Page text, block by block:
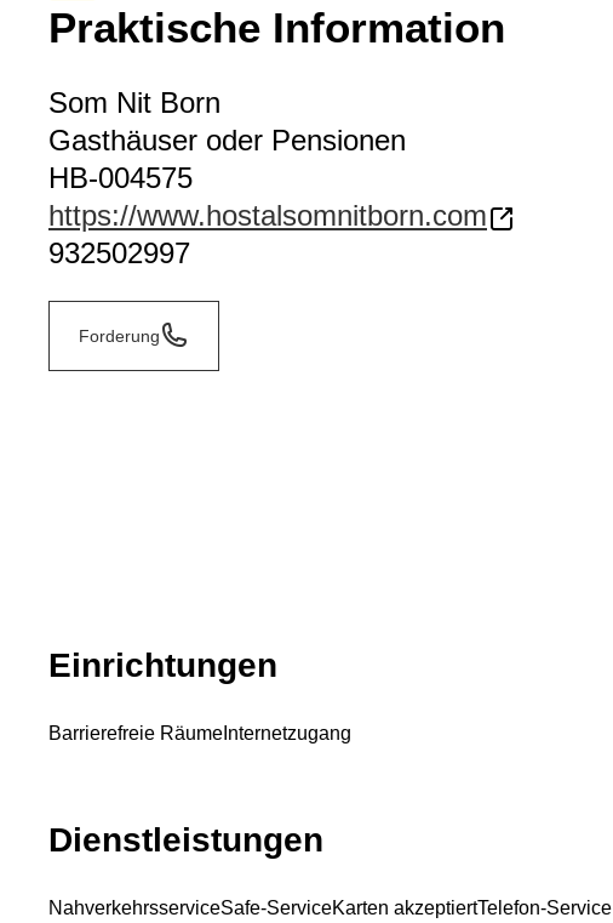
Praktische Information
Som Nit Born
Gasthäuser oder Pensionen
HB-004575
https://www.hostalsomnitborn.com
932502997
Forderung
Einrichtungen
Barrierefreie Räume Internetzugang
Dienstleistungen
NahverkehrsserviceSafe-ServiceKarten akzeptiertTelefon-Service